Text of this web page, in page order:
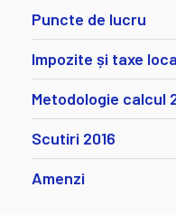
Puncte de lucru
Impozite și taxe
Metodologie calcul
Scutiri 2016
Amenzi